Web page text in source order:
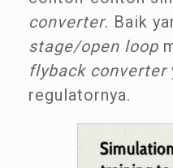
converter. Baik
stage/open loop
flyback converter
regulatornya.